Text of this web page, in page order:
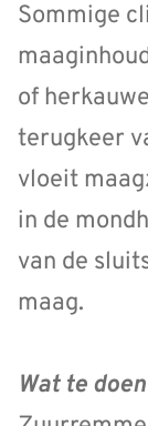
Sommige
of
terugkeer
vloeit
in de
van de
maag.
Wat te